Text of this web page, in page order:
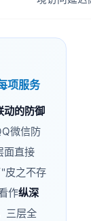
项服务
动的防御
微信防
面直接
皮之不存
作纵深
三层全